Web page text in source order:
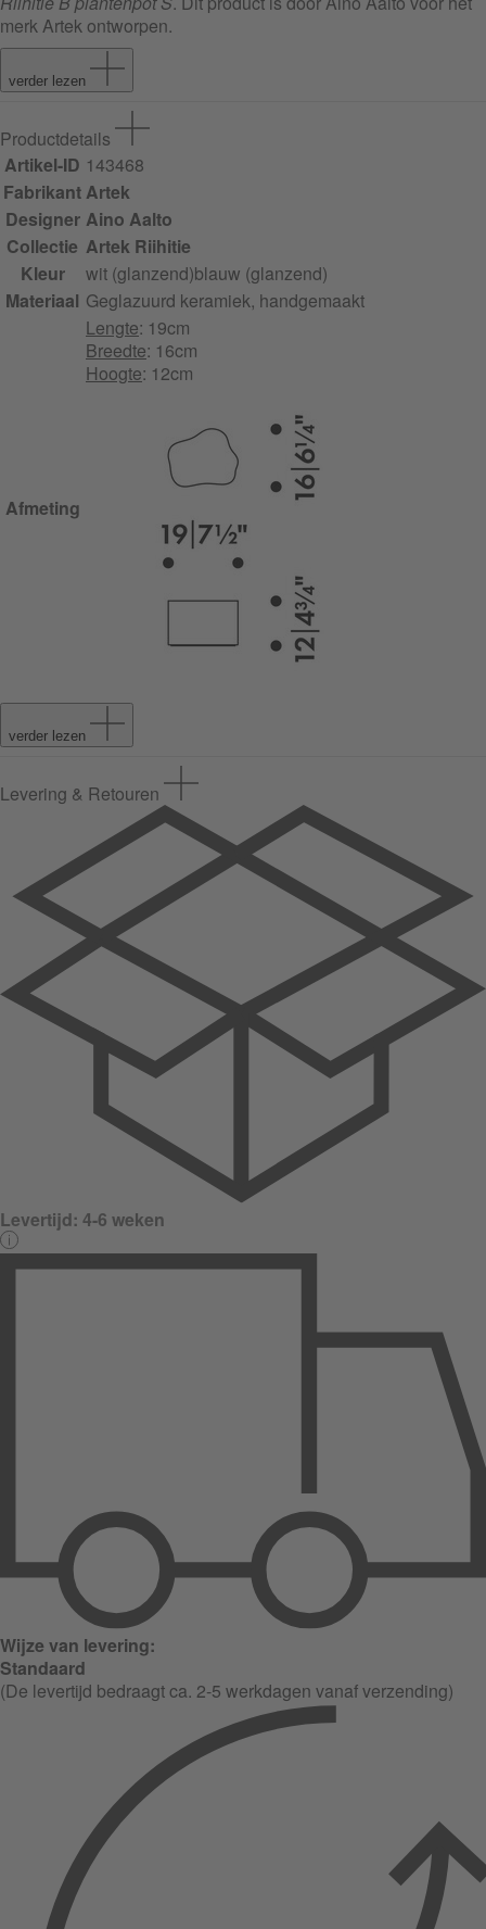
merk Artek ontworpen.
verder lezen
Productdetails
Artikel-ID 143468
Fabrikant Artek
Designer Aino Aalto
Collectie Artek Riihitie
Kleur
wit (glanzend)blauw (glanzend)
Materiaal Geglazuurd keramiek, handgemaakt
Afmeting
Lengte: 19cm
Breedte: 16cm
Hoogte: 12cm
verder lezen
Levering & Retouren
Levertijd: 4-6 weken
Wijze van levering:
Standaard
(De levertijd bedraagt ca. 2-5 werkdagen vanaf verzending)